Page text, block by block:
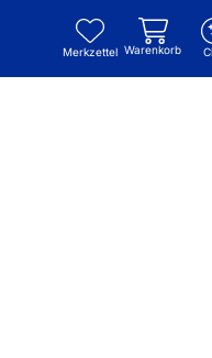
Merkzettel Warenkorb